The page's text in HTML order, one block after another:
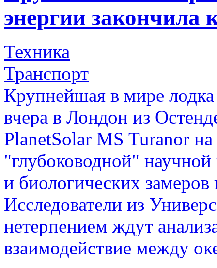
энергии закончила
Техника
Транспорт
Крупнейшая в мире
вчера в Лондон из
PlanetSolar MS Turanor
"глубоководной"
и биологических
Исследователи из
нетерпением ждут
взаимодействие между